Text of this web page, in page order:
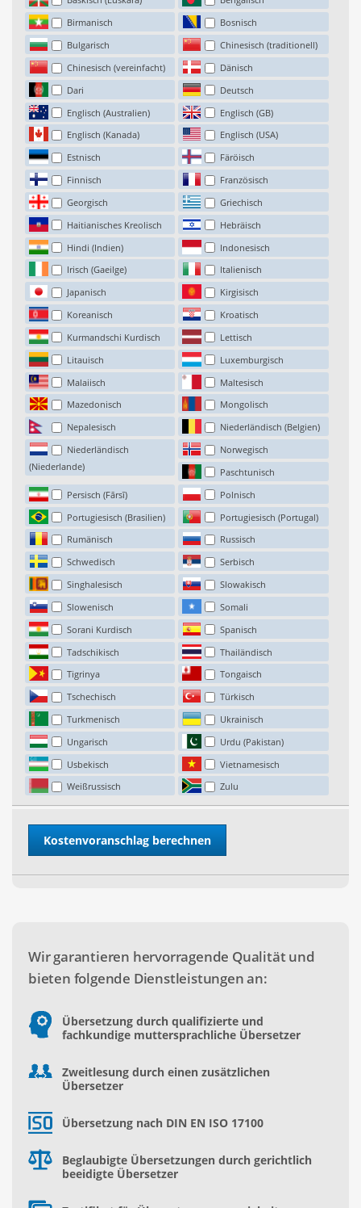
Birmanisch
Bosnisch
Bulgarisch
Chinesisch (traditionell)
Chinesisch (vereinfacht)
Dänisch
Dari
Deutsch
Englisch (Australien)
Englisch (GB)
Englisch (Kanada)
Englisch (USA)
Estnisch
Färöisch
Finnisch
Französisch
Georgisch
Griechisch
Haitianisches Kreolisch
Hebräisch
Hindi (Indien)
Indonesisch
Irisch (Gaeilge)
Italienisch
Japanisch
Kirgisisch
Koreanisch
Kroatisch
Kurmandschi Kurdisch
Lettisch
Litauisch
Luxemburgisch
Malaiisch
Maltesisch
Mazedonisch
Mongolisch
Nepalesisch
Niederländisch (Belgien)
Niederländisch
(Niederlande)
Norwegisch
Paschtunisch
Persisch (Fārsī)
Polnisch
Portugiesisch (Brasilien)
Portugiesisch (Portugal)
Rumänisch
Russisch
Schwedisch
Serbisch
Singhalesisch
Slowakisch
Slowenisch
Somali
Sorani Kurdisch
Spanisch
Tadschikisch
Thailändisch
Tigrinya
Tongaisch
Tschechisch
Türkisch
Turkmenisch
Ukrainisch
Ungarisch
Urdu (Pakistan)
Usbekisch
Vietnamesisch
Weißrussisch
Zulu
Wir garantieren hervorragende Qualität und
bieten folgende Dienstleistungen an:
Übersetzung durch qualifizierte und
fachkundige muttersprachliche Übersetzer
Zweitlesung durch einen zusätzlichen
Übersetzer
Übersetzung nach DIN EN ISO 17100
Beglaubigte Übersetzungen durch gerichtlich
beeidigte Übersetzer